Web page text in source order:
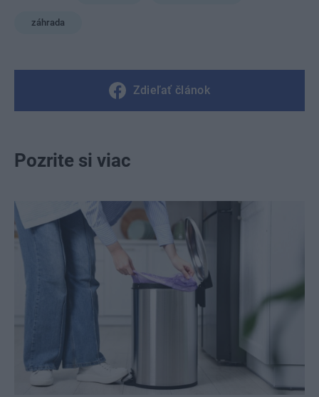
záhrada
Zdieľať článok
Pozrite si viac